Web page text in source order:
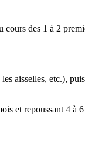
cours des 1 à 2
aisselles, etc.),
et repoussant 4 à